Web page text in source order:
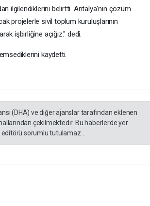
ilgilendiklerini belirtti. Antalya'nın çözüm
projelerle sivil toplum kuruluşlarının
işbirliğine açığız." dedi.
kaydetti.
(DHA) ve diğer ajanslar tarafından eklenen
çekilmektedir. Bu haberlerde yer
sorumlu tutulamaz...